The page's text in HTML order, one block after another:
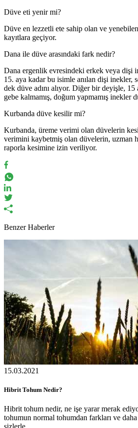
Düve eti yenir mi?
Düve en lezzetli ete sahip olan ve
kayıtlara geçiyor.
Dana ile düve arasındaki fark nedir?
Dana ergenlik evresindeki erkek veya dişi
15. aya kadar bu isimle anılan dişi inekler,
dek düve adını alıyor. Diğer bir deyişle, 15
gebe kalmamış, doğum yapmamış inekler
Kurbanda düve kesilir mi?
Kurbanda, üreme verimi olan düvelerin
verimini kaybetmiş olan düvelerin, uzman
raporla kesimine izin veriliyor.
Benzer Haberler
15.03.2021
Hibrit Tohum Nedir?
Hibrit tohum nedir, ne işe yarar merak
tohumun normal tohumdan farkları ve